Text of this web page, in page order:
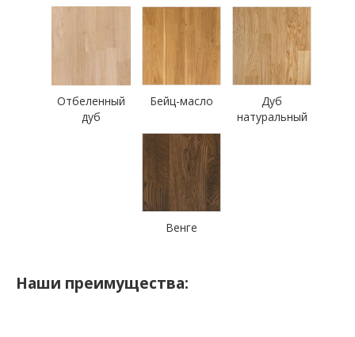
Отбеленный
дуб
Бейц-масло
Дуб
натуральный
Венге
Наши преимущества: